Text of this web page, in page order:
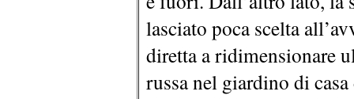
lasciato poca scelta
diretta a ridimensionare
russa nel giardino di